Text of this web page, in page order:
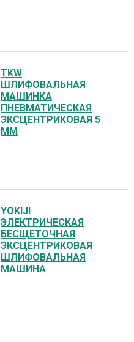
TKW
ШЛИФОВАЛЬНАЯ
МАШИНКА
ПНЕВМАТИЧЕСКАЯ
ЭКСЦЕНТРИКОВАЯ 5
ММ
YOKIJI
ЭЛЕКТРИЧЕСКАЯ
БЕСЩЕТОЧНАЯ
ЭКСЦЕНТРИКОВАЯ
ШЛИФОВАЛЬНАЯ
МАШИНА